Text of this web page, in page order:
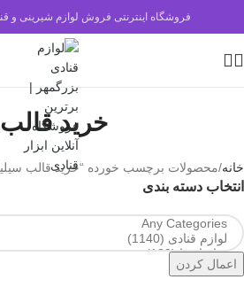
فروشگاه اینترنتی فروش لوازم شیرینی و
خرید
خانه محصولات برچسب خورده “خرید قالب
انتخاب دسته بندی
اعمال کردن